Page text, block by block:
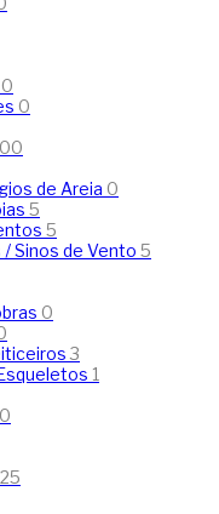
0
0
de Areia 0
5
5
Sinos de Vento 5
0
3
1
0
25